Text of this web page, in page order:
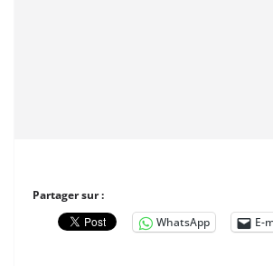
Partager sur :
WhatsApp
E-